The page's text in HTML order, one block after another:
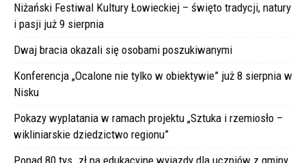
Niżański Festiwal Kultury Łowieckiej – święto tradycji, natury
i pasji już 9 sierpnia
Dwaj bracia okazali się osobami poszukiwanymi
Konferencja „Ocalone nie tylko w obiektywie” już 8 sierpnia w
Nisku
Pokazy wyplatania w ramach projektu „Sztuka i rzemiosło –
wikliniarskie dziedzictwo regionu”
Ponad 80 tys. zł na edukacyjne wyjazdy dla uczniów z gminy